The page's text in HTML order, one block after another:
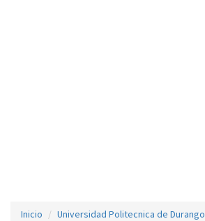
Inicio Universidad Politecnica de Durango